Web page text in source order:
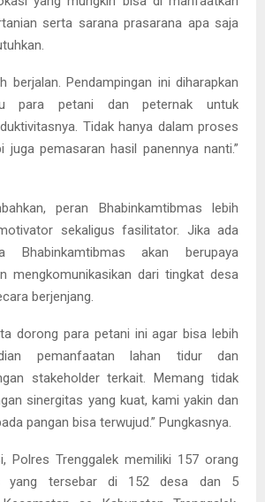
serta sarana prasarana apa saja
berjalan. Pendampingan ini diharapkan
para petani dan peternak untuk
Tidak hanya dalam proses
juga pemasaran hasil panennya nanti.”
peran Bhabinkamtibmas lebih
sekaligus fasilitator. Jika ada
Bhabinkamtibmas akan berupaya
mengkomunikasikan dari tingkat desa
berjenjang.
dorong para petani ini agar bisa lebih
pemanfaatan lahan tidur dan
stakeholder terkait. Memang tidak
sinergitas yang kuat, kami yakin dan
pangan bisa terwujud.” Pungkasnya.
Polres Trenggalek memiliki 157 orang
yang tersebar di 152 desa dan 5